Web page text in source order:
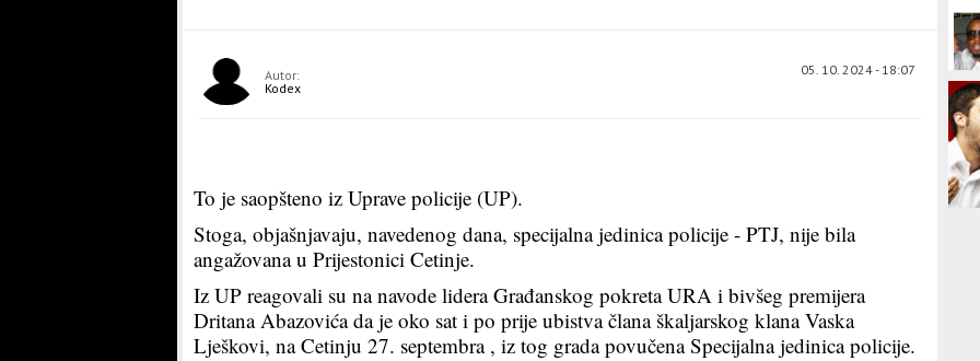
05. 10. 2024 - 18:07
Autor:
Kodex
To je saopšteno iz Uprave policije (UP).
Stoga, objašnjavaju, navedenog dana, specijalna jedinica policije - PTJ, nije bila
angažovana u Prijestonici Cetinje.
Iz UP reagovali su na navode lidera Građanskog pokreta URA i bivšeg premijera
Dritana Abazovića da je oko sat i po prije ubistva člana škaljarskog klana Vaska
Lješkovi, na Cetinju 27. septembra , iz tog grada povučena Specijalna jedinica policije.